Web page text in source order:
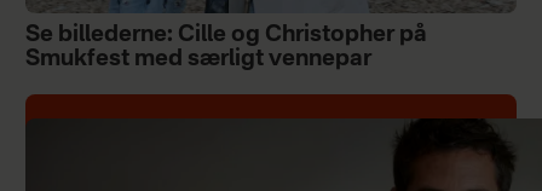
Se billederne: Cille og Christopher på
Smukfest med særligt vennepar